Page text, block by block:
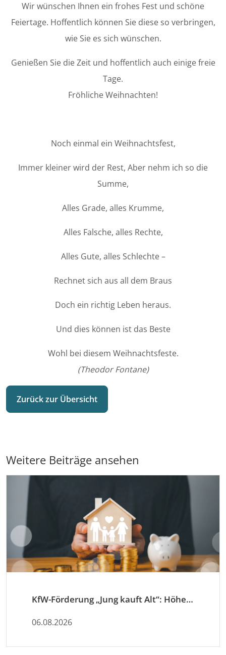
Wir wünschen Ihnen ein frohes Fest und schöne
Feiertage. Hoffentlich können Sie diese so verbringen,
wie Sie es sich wünschen.
Genießen Sie die Zeit und hoffentlich auch einige freie
Tage.
Fröhliche Weihnachten!
Noch einmal ein Weihnachtsfest,
Immer kleiner wird der Rest, Aber nehm ich so die
Summe,
Alles Grade, alles Krumme,
Alles Falsche, alles Rechte,
Alles Gute, alles Schlechte –
Rechnet sich aus all dem Braus
Doch ein richtig Leben heraus.
Und dies können ist das Beste
Wohl bei diesem Weihnachtsfeste.
(Theodor Fontane)
Zurück zur Übersicht
Weitere Beiträge ansehen
KfW-Förderung „Jung kauft Alt“: Höhere Kredite ab August 2026
06.08.2026